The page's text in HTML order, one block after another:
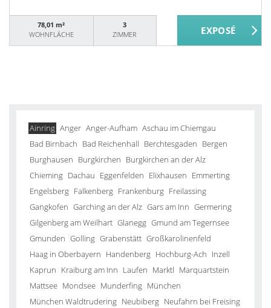
78,01 m²
WOHNFLÄCHE
3
ZIMMER
Ainring Anger Anger-Aufham Aschau im Chiemgau
Bad Birnbach Bad Reichenhall Berchtesgaden Bergen
Burghausen Burgkirchen Burgkirchen an der Alz
Chieming Dachau Eggenfelden Elixhausen Emmerting
Engelsberg Falkenberg Frankenburg Freilassing
Gangkofen Garching an der Alz Gars am Inn Germering
Gilgenberg am Weilhart Glanegg Gmund am Tegernsee
Gmunden Golling Grabenstätt Großkarolinenfeld
Haag in Oberbayern Handenberg Hochburg-Ach Inzell
Kaprun Kraiburg am Inn Laufen Marktl Marquartstein
Mattsee Mondsee Munderfing München
München Waldtrudering Neubiberg Neufahrn bei Freising